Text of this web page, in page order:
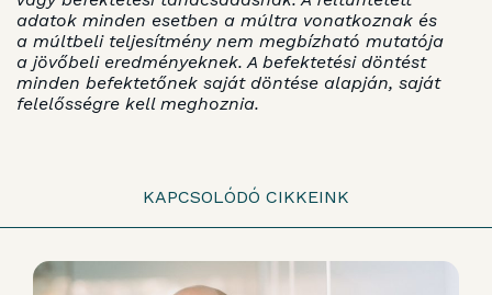
adatok minden esetben a múltra vonatkoznak és
a múltbeli teljesítmény nem megbízható mutatója
a jövőbeli eredményeknek. A befektetési döntést
minden befektetőnek saját döntése alapján, saját
felelősségre kell meghoznia.
KAPCSOLÓDÓ CIKKEINK